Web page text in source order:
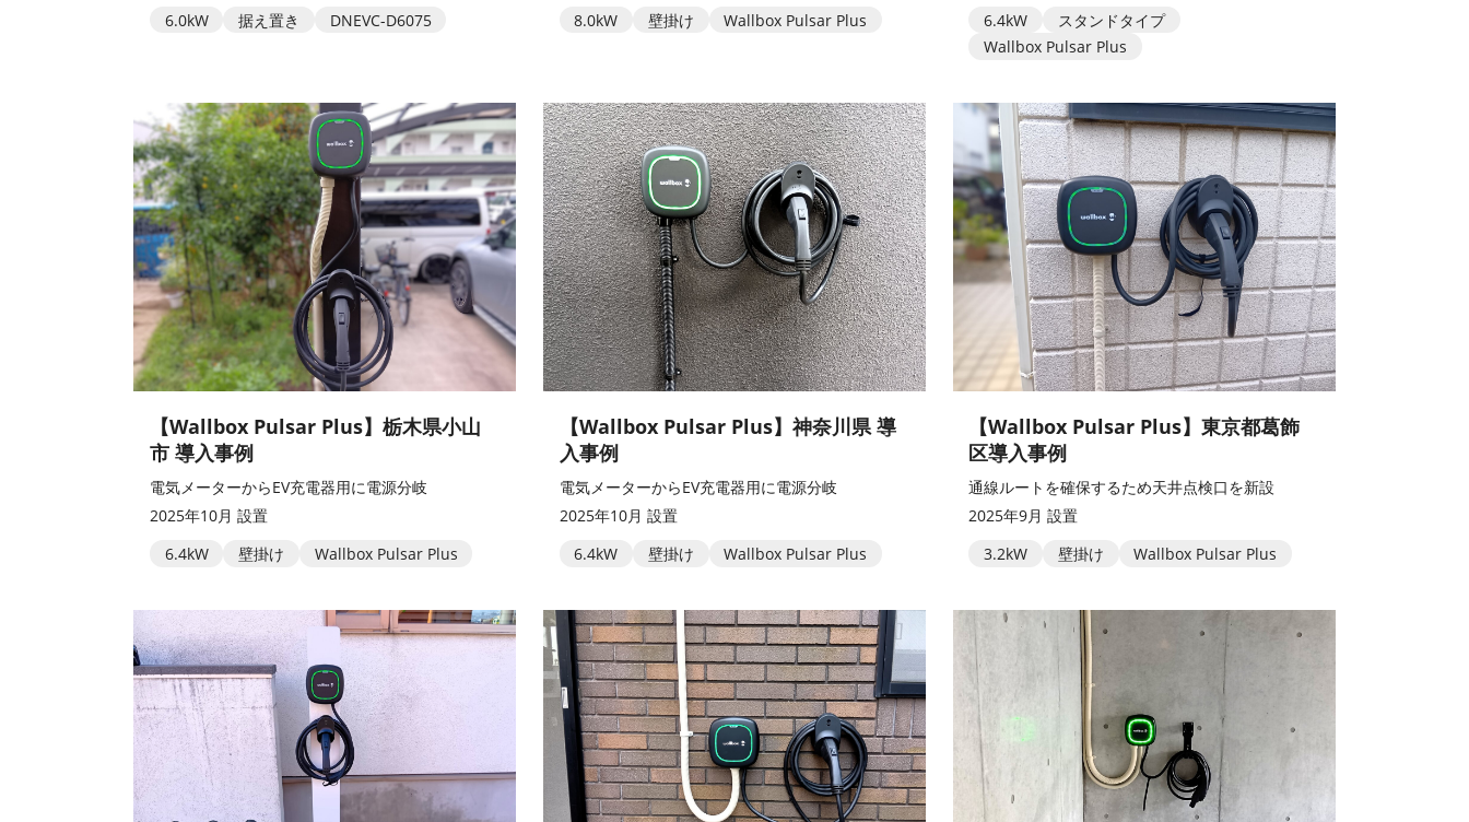
6.0kW
据え置き DNEVC-D6075
8.0kW
壁掛け Wallbox Pulsar Plus
6.4kW
スタンドタイプ
Wallbox Pulsar Plus
【Wallbox Pulsar Plus】栃木県小山
市 導入事例
電気メーターからEV充電器用に電源分岐
2025年10月 設置
6.4kW
壁掛け Wallbox Pulsar Plus
【Wallbox Pulsar Plus】神奈川県 導
入事例
電気メーターからEV充電器用に電源分岐
2025年10月 設置
6.4kW
壁掛け Wallbox Pulsar Plus
【Wallbox Pulsar Plus】東京都葛飾
区導入事例
通線ルートを確保するため天井点検口を新設
2025年9月 設置
3.2kW
壁掛け Wallbox Pulsar Plus